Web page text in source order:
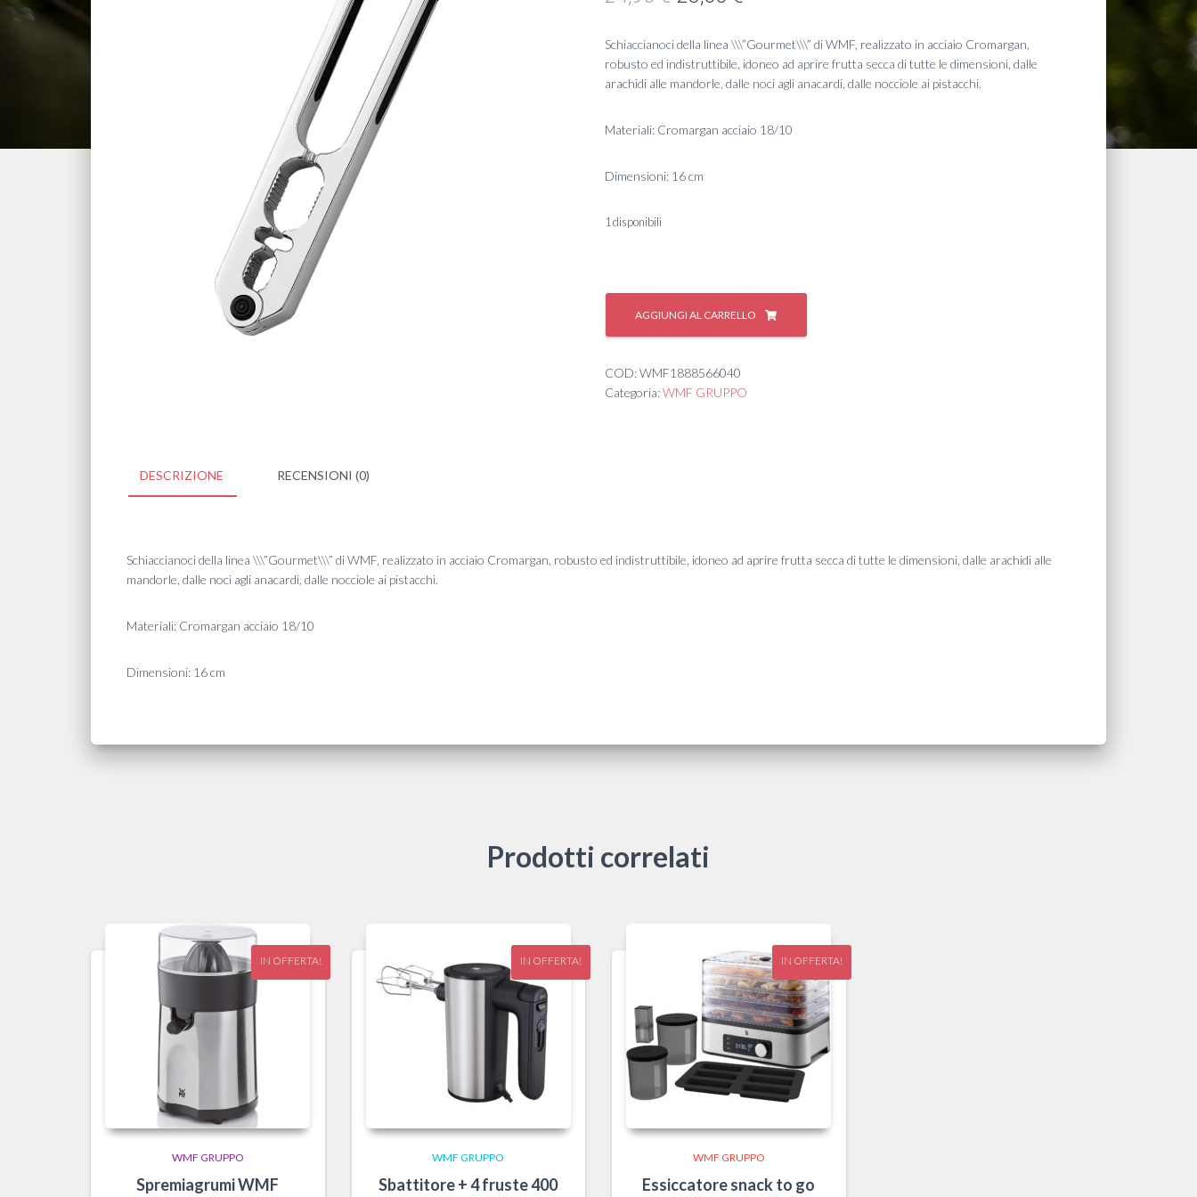
originale
era:
24,90 €.
attuale
è:
23,00 €.
Schiaccianoci della linea \\\”Gourmet\\\” di WMF, realizzato in acciaio Cromargan,
robusto ed indistruttibile, idoneo ad aprire frutta secca di tutte le dimensioni, dalle
arachidi alle mandorle, dalle noci agli anacardi, dalle nocciole ai pistacchi.
Materiali: Cromargan acciaio 18/10
Dimensioni: 16 cm
1 disponibili
#
SCHIACCIANOCI
INOX/NERO
AGGIUNGI AL CARRELLO
COD:WMF1888566040
Categoria:WMF GRUPPO
DESCRIZIONE RECENSIONI (0)
Schiaccianoci della linea \\\”Gourmet\\\” di WMF, realizzato in acciaio Cromargan, robusto ed indistruttibile, idoneo ad aprire frutta secca di tutte le dimensioni, dalle arachidi alle
mandorle, dalle noci agli anacardi, dalle nocciole ai pistacchi.
Materiali: Cromargan acciaio 18/10
Dimensioni: 16 cm
Prodotti correlati
IN OFFERTA!
WMF GRUPPO
Spremiagrumi WMF
IN OFFERTA!
WMF GRUPPO
Sbattitore + 4 fruste 400
IN OFFERTA!
WMF GRUPPO
Essiccatore snack to go